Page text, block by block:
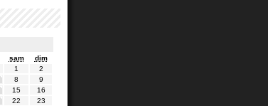
sam
dim
1
2
8
9
15
16
22
23